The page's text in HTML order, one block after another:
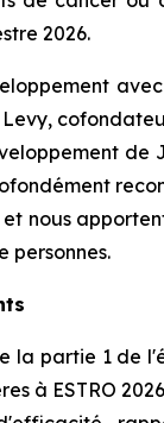
2026.
de
nous
personnes.
la partie 1 de
à ESTRO 2026